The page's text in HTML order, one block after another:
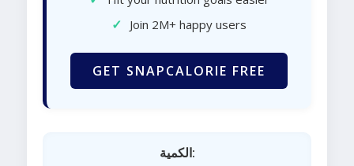
✓ Join 2M+ happy users
GET SNAPCALORIE FREE
الكمية: